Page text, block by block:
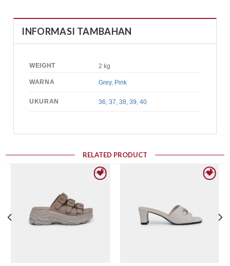
INFORMASI TAMBAHAN
WEIGHT 2 kg
WARNA Grey, Pink
UKURAN 36 ,37 ,38 ,39 ,40
RELATED PRODUCT